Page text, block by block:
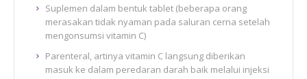
Suplemen dalam bentuk tablet (beberapa orang
merasakan tidak nyaman pada saluran cerna setelah
mengonsumsi vitamin C)
Parenteral, artinya vitamin C langsung diberikan
masuk ke dalam peredaran darah baik melalui injeksi